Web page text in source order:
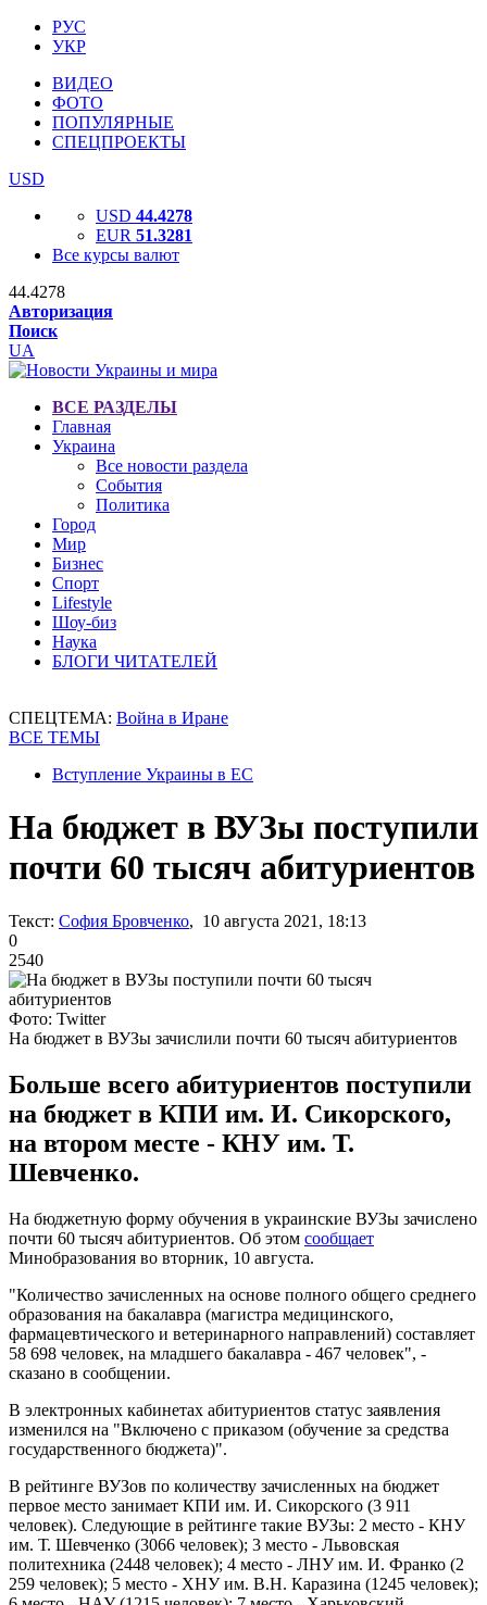
РУС
УКР
ВИДЕО
ФОТО
ПОПУЛЯРНЫЕ
СПЕЦПРОЕКТЫ
USD
USD 44.4278
EUR 51.3281
Все курсы валют
44.4278
Авторизация
Поиск
UA
ВСЕ РАЗДЕЛЫ
Главная
Украина
Все новости раздела
События
Политика
Город
Мир
Бизнес
Спорт
Lifestyle
Шоу-биз
Наука
БЛОГИ ЧИТАТЕЛЕЙ
СПЕЦТЕМА: Война в Иране
ВСЕ ТЕМЫ
Вступление Украины в ЕС
На бюджет в ВУЗы поступили
почти 60 тысяч абитуриентов
Текст: София Бровченко, 10 августа 2021, 18:13
0
2540
Фото: Twitter
На бюджет в ВУЗы зачислили почти 60 тысяч абитуриентов
Больше всего абитуриентов поступили
на бюджет в КПИ им. И. Сикорского,
на втором месте - КНУ им. Т.
Шевченко.
На бюджетную форму обучения в украинские ВУЗы зачислено
почти 60 тысяч абитуриентов. Об этом сообщает
Минобразования во вторник, 10 августа.
"Количество зачисленных на основе полного общего среднего
образования на бакалавра (магистра медицинского,
фармацевтического и ветеринарного направлений) составляет
58 698 человек, на младшего бакалавра - 467 человек", -
сказано в сообщении.
В электронных кабинетах абитуриентов статус заявления
изменился на "Включено с приказом (обучение за средства
государственного бюджета)".
В рейтинге ВУЗов по количеству зачисленных на бюджет
первое место занимает КПИ им. И. Сикорского (3 911
человек). Следующие в рейтинге такие ВУЗы: 2 место - КНУ
им. Т. Шевченко (3066 человек); 3 место - Львовская
политехника (2448 человек); 4 место - ЛНУ им. И. Франко (2
259 человек); 5 место - ХНУ им. В.Н. Каразина (1245 человек);